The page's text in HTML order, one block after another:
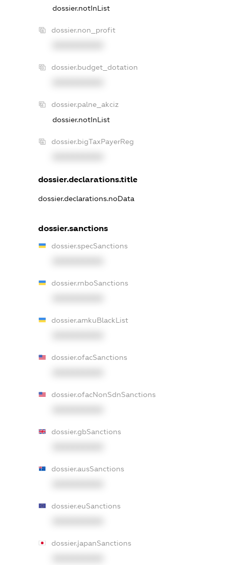
dossier.notInList
dossier.non_profit
dossier.budget_dotation
dossier.palne_akciz
dossier.notInList
dossier.bigTaxPayerReg
dossier.declarations.title
dossier.declarations.noData
dossier.sanctions
dossier.specSanctions
dossier.rnboSanctions
dossier.amkuBlackList
dossier.ofacSanctions
dossier.ofacNonSdnSanctions
dossier.gbSanctions
dossier.ausSanctions
dossier.euSanctions
dossier.japanSanctions